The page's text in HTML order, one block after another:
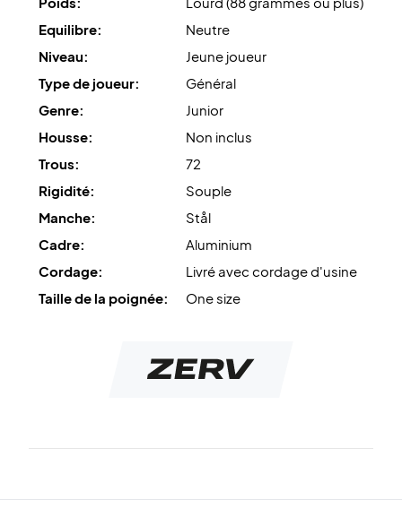
Equilibre:
Neutre
Niveau:
Jeune joueur
Type de joueur:
Général
Genre:
Junior
Housse:
Non inclus
Trous:
72
Rigidité:
Souple
Manche:
Stål
Cadre:
Aluminium
Cordage:
Livré avec cordage d'usine
Taille de la poignée:
One size